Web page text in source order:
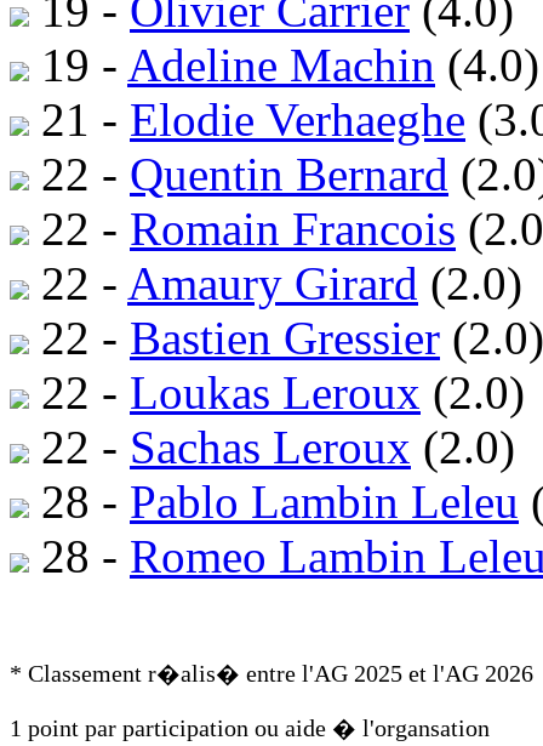
19 - Olivier Carrier (4.0)
19 - Adeline Machin (4.0)
21 - Elodie Verhaeghe
22 - Quentin Bernard
22 - Romain Francois
22 - Amaury Girard (2.0)
22 - Bastien Gressier (2.0)
22 - Loukas Leroux (2.0)
22 - Sachas Leroux (2.0)
28 - Pablo Lambin Leleu
28 - Romeo Lambin
* Classement r�alis� entre l'AG 2025 et l'AG 2026
1 point par participation ou aide � l'organsation